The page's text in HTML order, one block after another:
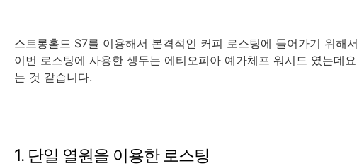
스트롱홀드 S7를 이용해서 본격적인 커피 로스팅에 들어가기 위해
이번 로스팅에 사용한 생두는 에티오피아 예가체프 워시드 였는데
는 것 같습니다.
1. 단일 열원을 이용한 로스팅